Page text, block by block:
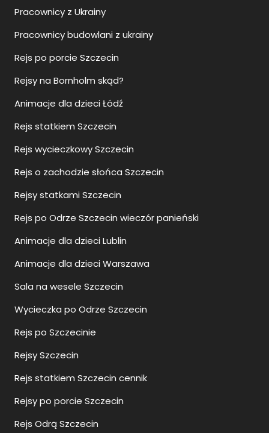
Pracownicy z Ukrainy
Pracownicy budowlani z ukrainy
Rejs po porcie Szczecin
Rejsy na Bornholm skąd?
Animacje dla dzieci Łódź
Rejs statkiem Szczecin
Rejs wycieczkowy Szczecin
Rejs o zachodzie słońca Szczecin
Rejsy statkami Szczecin
Rejs po Odrze Szczecin wieczór panieński
Animacje dla dzieci Lublin
Animacje dla dzieci Warszawa
Sala na wesele Szczecin
Wycieczka po Odrze Szczecin
Rejs po Szczecinie
Rejsy Szczecin
Rejs statkiem Szczecin cennik
Rejsy po porcie Szczecin
Rejs Odrą Szczecin